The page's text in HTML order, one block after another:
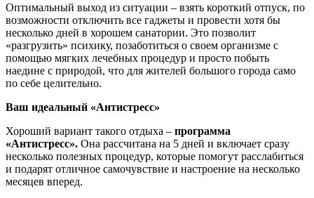
Оптимальный выход из ситуации – взять короткий отпуск, по
возможности отключить все гаджеты и провести хотя бы
несколько дней в хорошем санатории. Это позволит
«разгрузить» психику, позаботиться о своем организме с
помощью мягких лечебных процедур и просто побыть
наедине с природой, что для жителей большого города само
по себе целительно.
Ваш идеальный «Антистресс»
Хороший вариант такого отдыха – программа
«Антистресс». Она рассчитана на 5 дней и включает сразу
несколько полезных процедур, которые помогут расслабиться
и подарят отличное самочувствие и настроение на несколько
месяцев вперед.